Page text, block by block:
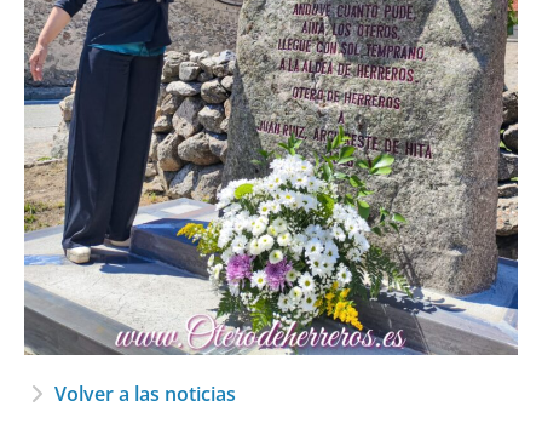
Volver a las noticias